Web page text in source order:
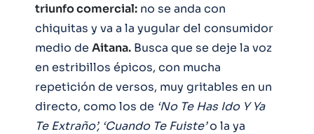
triunfo comercial: no se anda con
chiquitas y va a la yugular del consumidor
medio de Aitana. Busca que se deje la voz
en estribillos épicos, con mucha
repetición de versos, muy gritables en un
directo, como los de ‘No Te Has Ido Y Ya
Te Extraño’, ‘Cuando Te Fuiste’o la ya